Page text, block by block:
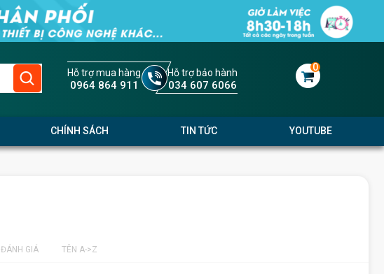
Hỗ trợ mua hàng
0964 864 911
Hỗ trợ bảo hành
034 607 6066
0
CHÍNH SÁCH TIN TỨC YOUTUBE
ĐÁNH GIÁ TÊN A->Z